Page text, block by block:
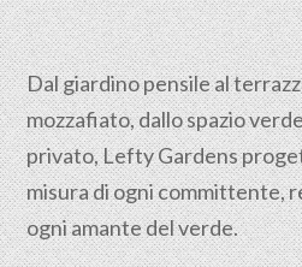
Dal giardino pensile al
mozzafiato, dallo spazio
privato, Lefty Gardens
misura di ogni committente,
ogni amante del verde.